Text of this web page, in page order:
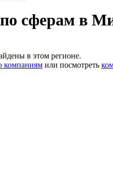
сферам в
в этом регионе.
компаниям или посмотреть